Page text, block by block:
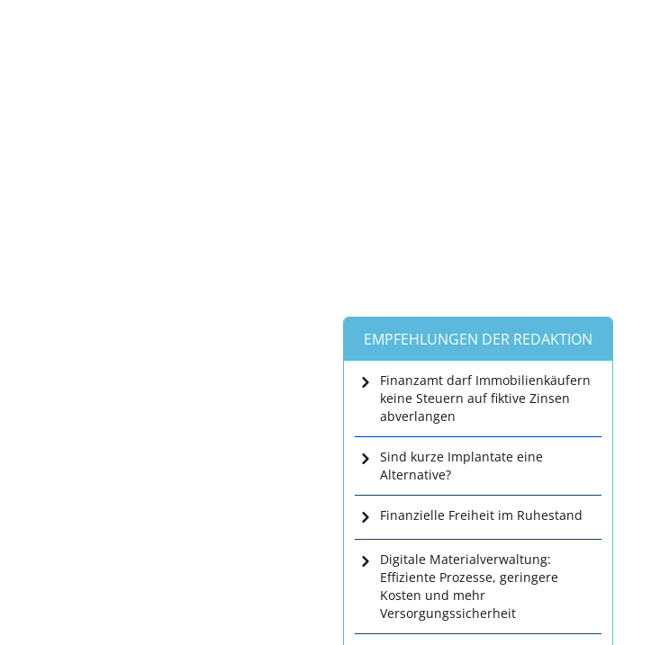
EMPFEHLUNGEN DER REDAKTION
Finanzamt darf Immobilienkäufern
keine Steuern auf fiktive Zinsen
abverlangen
Sind kurze Implantate eine
Alternative?
Finanzielle Freiheit im Ruhestand
Digitale Materialverwaltung:
Effiziente Prozesse, geringere
Kosten und mehr
Versorgungssicherheit